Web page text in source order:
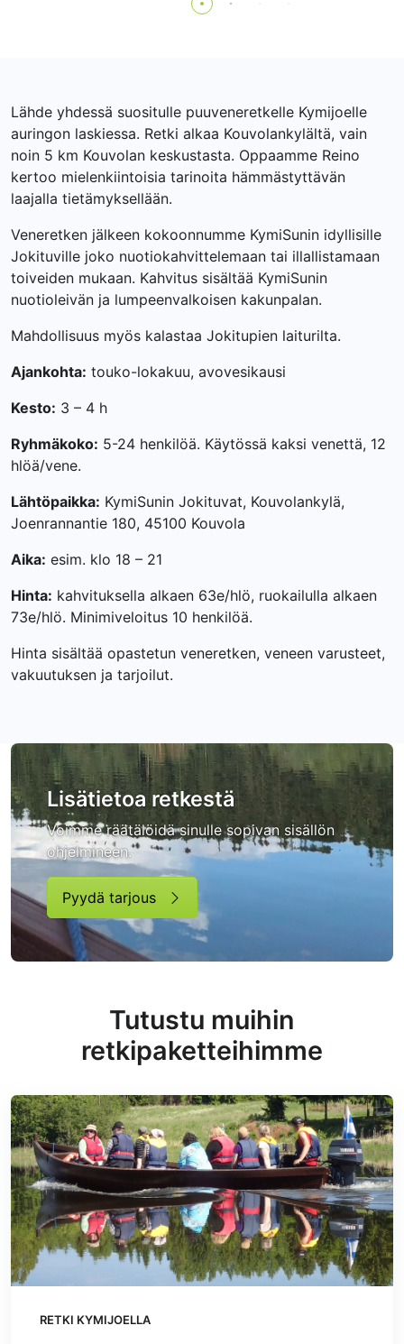
Lähde yhdessä suositulle puuveneretkelle Kymijoelle
auringon laskiessa. Retki alkaa Kouvolankylältä, vain
noin 5 km Kouvolan keskustasta. Oppaamme Reino
kertoo mielenkiintoisia tarinoita hämmästyttävän
laajalla tietämyksellään.
Veneretken jälkeen kokoonnumme KymiSunin idyllisille
Jokituville joko nuotiokahvittelemaan tai illallistamaan
toiveiden mukaan. Kahvitus sisältää KymiSunin
nuotioleivän ja lumpeenvalkoisen kakunpalan.
Mahdollisuus myös kalastaa Jokitupien laiturilta.
Ajankohta: touko-lokakuu, avovesikausi
Kesto: 3 – 4 h
Ryhmäkoko: 5-24 henkilöä. Käytössä kaksi venettä, 12
hlöä/vene.
Lähtöpaikka: KymiSunin Jokituvat, Kouvolankylä,
Joenrannantie 180, 45100 Kouvola
Aika: esim. klo 18 – 21
Hinta: kahvituksella alkaen 63e/hlö, ruokailulla alkaen
73e/hlö. Minimiveloitus 10 henkilöä.
Hinta sisältää opastetun veneretken, veneen varusteet,
vakuutuksen ja tarjoilut.
Lisätietoa retkestä
Voimme räätälöidä sinulle sopivan sisällön
ohjelmineen.
Pyydä tarjous
Tutustu muihin
retkipaketteihimme
RETKI KYMIJOELLA